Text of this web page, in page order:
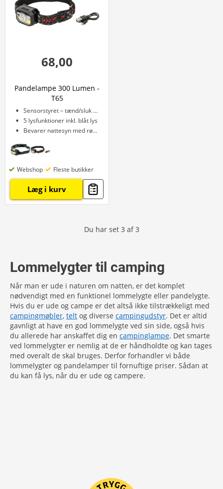
68,00
Pandelampe 300 Lumen -
T65
Sensorstyret – tænd/sluk med hånd
5 lysfunktioner inkl. blåt lys
Bevarer nattesyn med rødt lys
Webshop Fleste butikker
Læg i kurv
Du har set 3 af 3
Lommelygter til camping
Når man er ude i naturen om natten, er det komplet
nødvendigt med en funktionel lommelygte eller pandelygte.
Hvis du er ude og campe er det altså ikke tilstrækkeligt med
campingmøbler, telt og diverse campingudstyr. Det er altid
gavnligt at have en god lommelygte ved sin side, også hvis
du allerede har anskaffet dig en campinglampe. Det smarte
ved lommelygter er nemlig at de er håndholdte og kan tages
med overalt de skal bruges. Derfor forhandler vi både
lommelygter og pandelamper til fornuftige priser. Sådan at
du kan få lys, når du er ude og campere.